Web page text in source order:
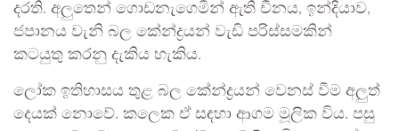
දරති. අලුතෙන් ගොඩනැගෙමින් ඇති චීනය, ඉන්දියාව,
ජපානය වැනි බල කේන්ද්‍රයන් වැඩි පරිස්සමකින්
කටයුතු කරනු දැකිය හැකිය.
ලෝක ඉතිහාසය තුළ බල කේන්ද්‍රයන් වෙනස් වීම අලුත්
දෙයක් නොවේ. කලෙක ඒ සඳහා ආගම මූලික විය. පසු